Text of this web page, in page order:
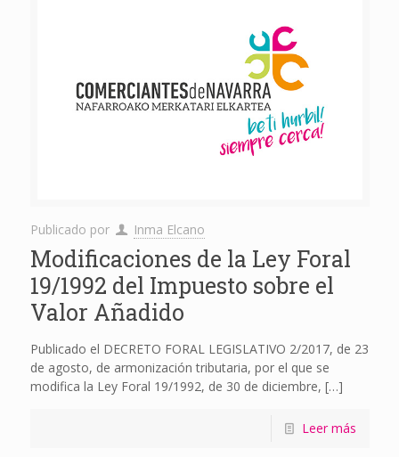
Publicado por Inma Elcano
Modificaciones de la Ley Foral
19/1992 del Impuesto sobre el
Valor Añadido
Publicado el DECRETO FORAL LEGISLATIVO 2/2017, de 23
de agosto, de armonización tributaria, por el que se
modifica la Ley Foral 19/1992, de 30 de diciembre, […]
Leer más